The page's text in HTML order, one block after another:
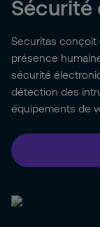
Sécurité
Securitas
présence
sécurité
détection des
équipements de